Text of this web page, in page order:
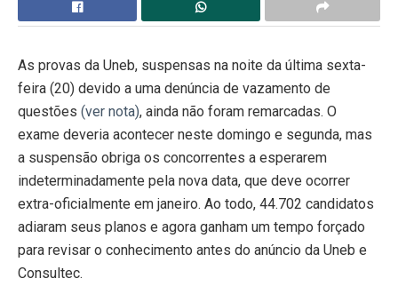
As provas da Uneb, suspensas na noite da última sexta-
feira (20) devido a uma denúncia de vazamento de
questões (ver nota), ainda não foram remarcadas. O
exame deveria acontecer neste domingo e segunda, mas
a suspensão obriga os concorrentes a esperarem
indeterminadamente pela nova data, que deve ocorrer
extra-oficialmente em janeiro. Ao todo, 44.702 candidatos
adiaram seus planos e agora ganham um tempo forçado
para revisar o conhecimento antes do anúncio da Uneb e
Consultec.